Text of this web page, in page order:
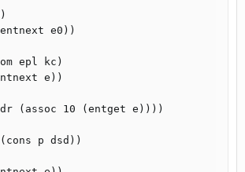
e0))
epl kc)
e))
(assoc 10 (entget e))))
p dsd))